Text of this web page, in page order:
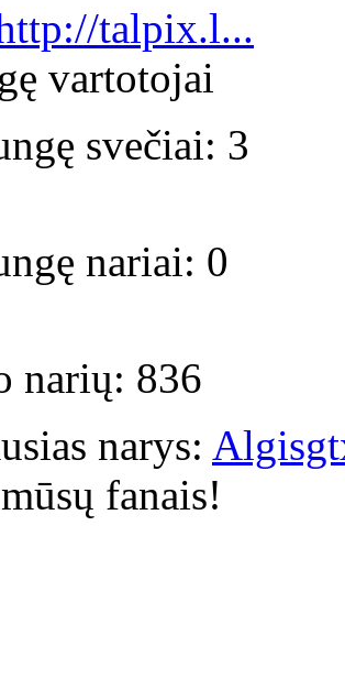
talpix.l...
vartotojai
svečiai: 3
nariai: 0
narių: 836
narys:
fanais!